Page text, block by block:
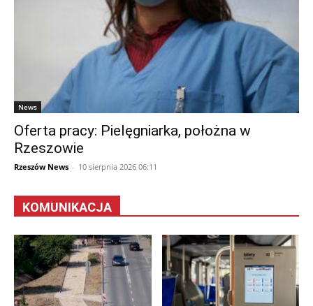
News
Oferta pracy: Pielęgniarka, położna w
Rzeszowie
Rzeszów News - 10 sierpnia 2026 06:11
KOMUNIKACJA